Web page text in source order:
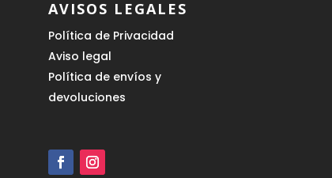
AVISOS LEGALES
Política de Privacidad
Aviso legal
Política de envíos y
devoluciones